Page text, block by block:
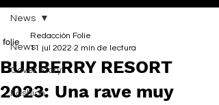
News
Cover Story
Fashion
News
BURBERRY RESORT
2023: Una rave muy
Redacción Folie
11 jul 2022 2 min de lectura